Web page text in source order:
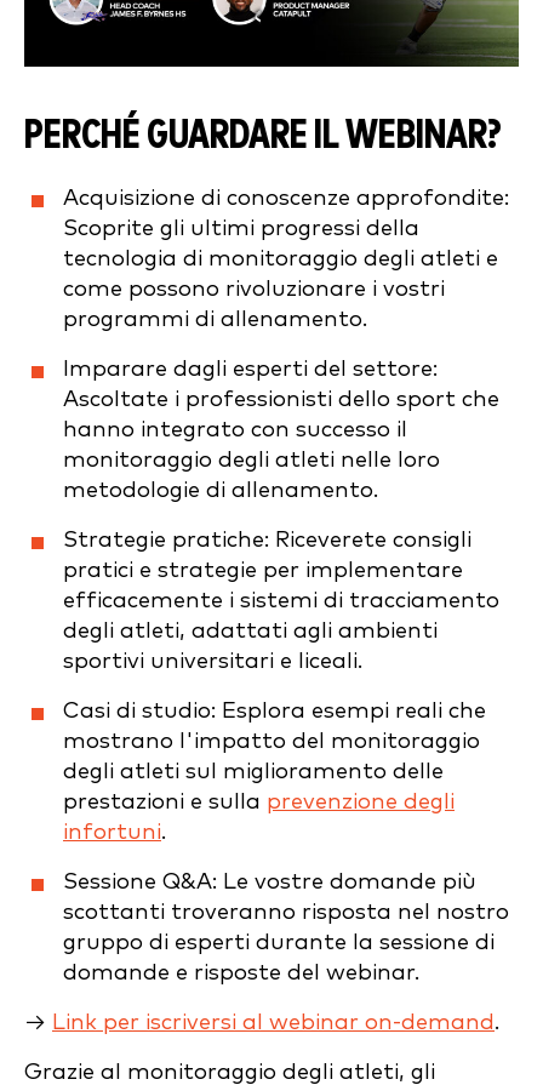
PERCHÉ GUARDARE IL WEBINAR?
Acquisizione di conoscenze approfondite:
Scoprite gli ultimi progressi della
tecnologia di monitoraggio degli atleti e
come possono rivoluzionare i vostri
programmi di allenamento.
Imparare dagli esperti del settore:
Ascoltate i professionisti dello sport che
hanno integrato con successo il
monitoraggio degli atleti nelle loro
metodologie di allenamento.
Strategie pratiche: Riceverete consigli
pratici e strategie per implementare
efficacemente i sistemi di tracciamento
degli atleti, adattati agli ambienti
sportivi universitari e liceali.
Casi di studio: Esplora esempi reali che
mostrano l'impatto del monitoraggio
degli atleti sul miglioramento delle
prestazioni e sulla prevenzione degli
infortuni.
Sessione Q&A: Le vostre domande più
scottanti troveranno risposta nel nostro
gruppo di esperti durante la sessione di
domande e risposte del webinar.
→ Link per iscriversi al webinar on-demand .
Grazie al monitoraggio degli atleti, gli